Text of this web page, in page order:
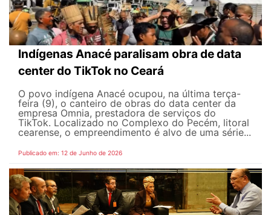
Indígenas Anacé paralisam obra de data
center do TikTok no Ceará
O povo indígena Anacé ocupou, na última terça-
feira (9), o canteiro de obras do data center da
empresa Omnia, prestadora de serviços do
TikTok. Localizado no Complexo do Pecém, litoral
cearense, o empreendimento é alvo de uma série...
Publicado em: 12 de Junho de 2026